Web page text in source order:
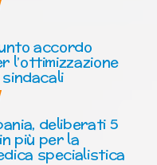
accordo
l’ottimizzazione
deliberati 5
più per la
specialistica